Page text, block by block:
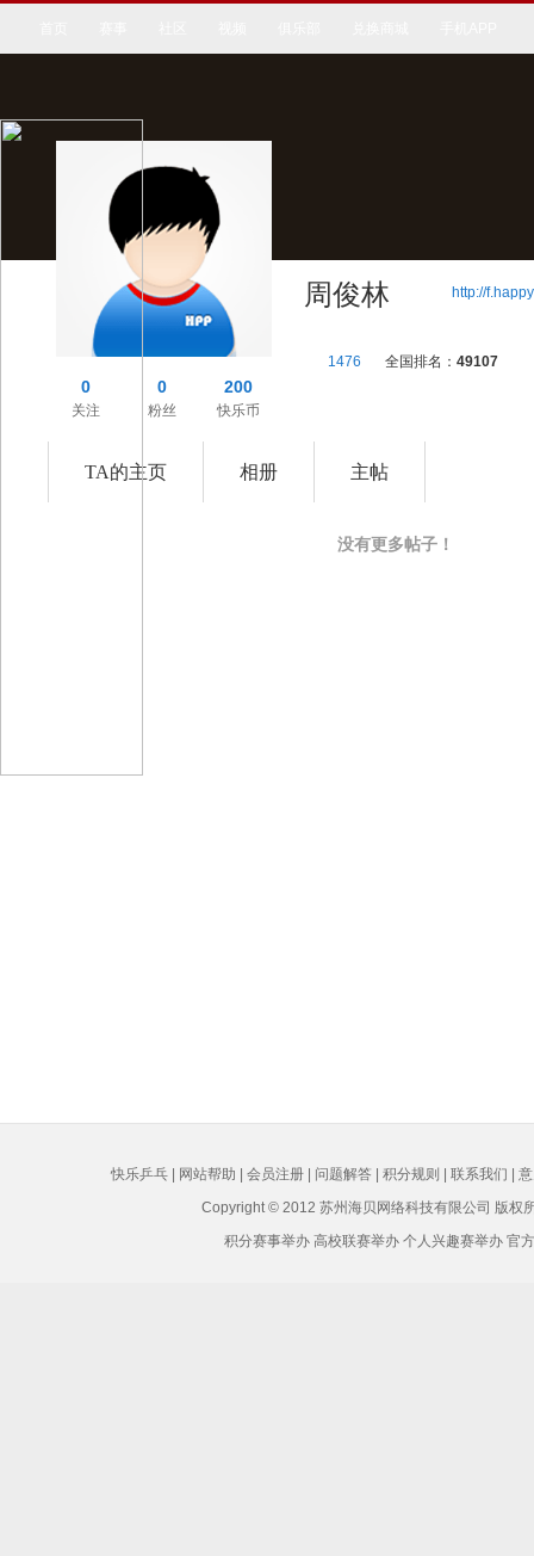
0
关注
0
粉丝
200
快乐币
周俊林 http://
1476 全国排名： 49107
TA的主页 相册 主帖
没有更多帖子！
快乐乒乓| 网站帮助 会员注册| 问题解答 积分规则 联系我们
Copyright © 2012 苏州海贝网络科技有限公司 版权
积分赛事举办 高校联赛举办 个人兴趣赛举办 官